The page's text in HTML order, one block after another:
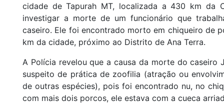
cidade de Tapurah MT, localizada a 430 km da
investigar a morte de um funcionário que
caseiro. Ele foi encontrado morto em chiqueiro de
km da cidade, próximo ao Distrito de Ana Terra.
A Polícia revelou que a causa da morte do caseiro
suspeito de prática de zoofilia (atração ou
de outras espécies), pois foi encontrado nu, no
com mais dois porcos, ele estava com a cueca